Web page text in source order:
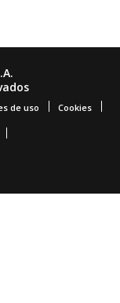
de uso Cookies